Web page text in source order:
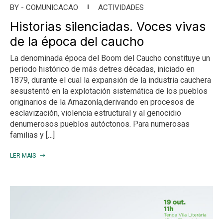
BY - COMUNICACAO ACTIVIDADES
Historias silenciadas. Voces vivas
de la época del caucho
La denominada época del Boom del Caucho constituye un
periodo histórico de más detres décadas, iniciado en
1879, durante el cual la expansión de la industria cauchera
sesustentó en la explotación sistemática de los pueblos
originarios de la Amazonía,derivando en procesos de
esclavización, violencia estructural y al genocidio
denumerosos pueblos autóctonos. Para numerosas
familias y […]
LER MAIS